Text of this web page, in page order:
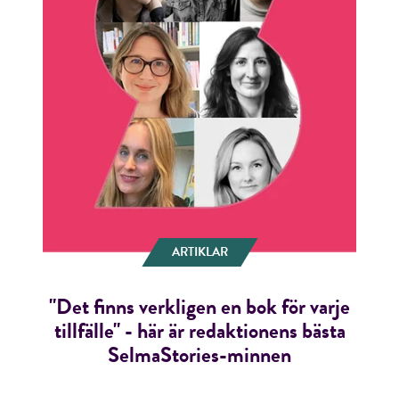
ARTIKLAR
"Det finns verkligen en bok för varje
tillfälle" - här är redaktionens bästa
SelmaStories-minnen